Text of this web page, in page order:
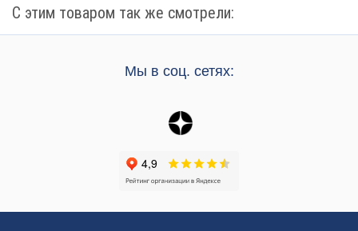
С этим товаром так же смотрели:
Мы в соц. сетях: